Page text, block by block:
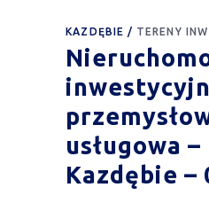
KAZDĘBIE TERENY
usługowa –
Kazdębie –